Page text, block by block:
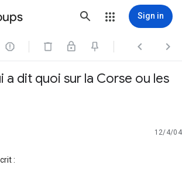
Sign in
  
a dit quoi sur la Corse ou les
12/4/04
: